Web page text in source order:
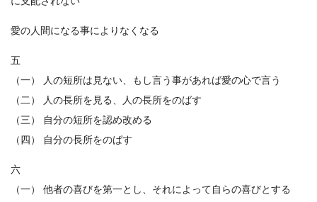
愛の人間になる事によりなくなる
五
（一） 人の短所は見ない、もし言う事があれば愛の心で言う
（二） 人の長所を見る、人の長所をのばす
（三） 自分の短所を認め改める
（四） 自分の長所をのばす
六
（一） 他者の喜びを第一とし、それによって自らの喜びとする